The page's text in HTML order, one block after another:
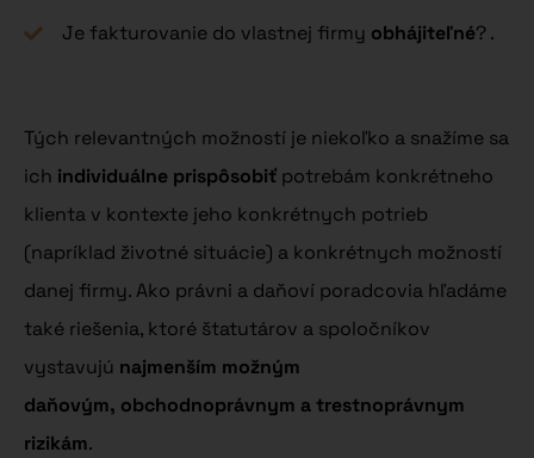
Je fakturovanie do vlastnej firmy obhájiteľné? .
Tých relevantných možností je niekoľko a snažíme sa
ich individuálne prispôsobiť potrebám konkrétneho
klienta v kontexte jeho konkrétnych potrieb
(napríklad životné situácie) a konkrétnych možností
danej firmy. Ako právni a daňoví poradcovia hľadáme
také riešenia, ktoré štatutárov a spoločníkov
vystavujú najmenším možným
daňovým, obchodnoprávnym a trestnoprávnym
rizikám.